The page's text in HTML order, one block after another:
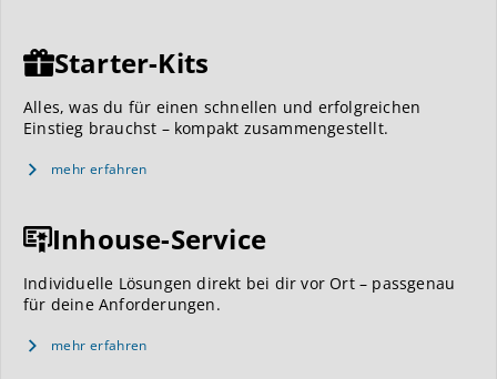
Starter-Kits
Alles, was du für einen schnellen und erfolgreichen
Einstieg brauchst – kompakt zusammengestellt.
mehr erfahren
Inhouse-Service
Individuelle Lösungen direkt bei dir vor Ort – passgenau
für deine Anforderungen.
mehr erfahren